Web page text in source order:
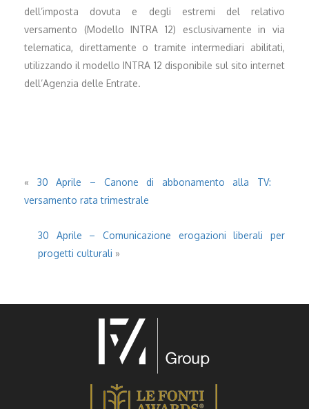
dell’imposta dovuta e degli estremi del relativo
versamento (Modello INTRA 12) esclusivamente in via
telematica, direttamente o tramite intermediari abilitati,
utilizzando il modello INTRA 12 disponibile sul sito internet
dell’Agenzia delle Entrate.
« 30 Aprile – Canone di abbonamento alla TV:
versamento rata trimestrale
30 Aprile – Comunicazione erogazioni liberali per
progetti culturali »